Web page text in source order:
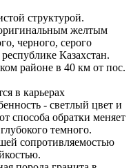
структурой.
желтым
черного, серого
Казахстан.
районе в 40 км от пос.
в карьерах
- светлый цвет и
способа обратки меняет
темного.
сопротивляемостью